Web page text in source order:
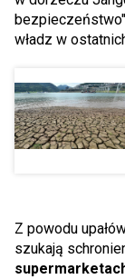
władz w
Z powodu
szukają